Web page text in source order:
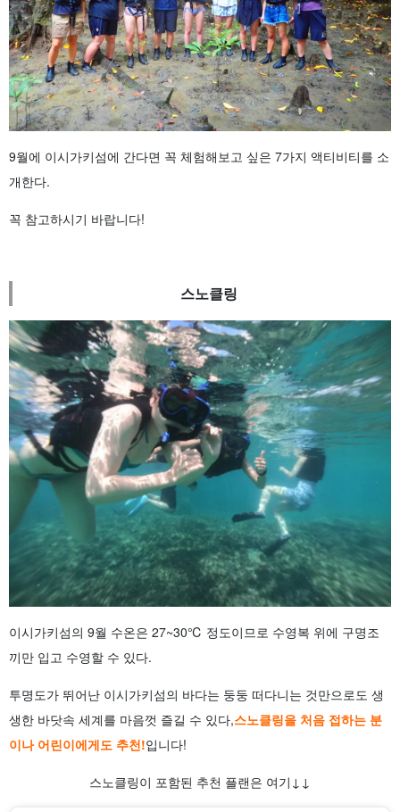
9월에 이시가키섬에 간다면 꼭 체험해보고 싶은 7가지 액티비티를 소
개한다.
꼭 참고하시기 바랍니다!
스노클링
이시가키섬의 9월 수온은 27~30℃ 정도이므로 수영복 위에 구명조
끼만 입고 수영할 수 있다.
투명도가 뛰어난 이시가키섬의 바다는 둥둥 떠다니는 것만으로도 생
생한 바닷속 세계를 마음껏 즐길 수 있다,스노클링을 처음 접하는 분
이나 어린이에게도 추천!입니다!
스노클링이 포함된 추천 플랜은 여기↓↓